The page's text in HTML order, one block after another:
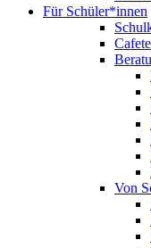
Für Schüler*innen
Von